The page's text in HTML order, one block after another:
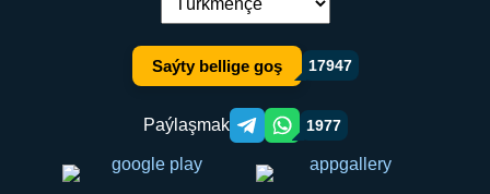
Dil çalşyryş:
Saýty bellige goş 17947
Paýlaşmak Telegram orqali ulashish
WhatsApp orqali ulashish
1977